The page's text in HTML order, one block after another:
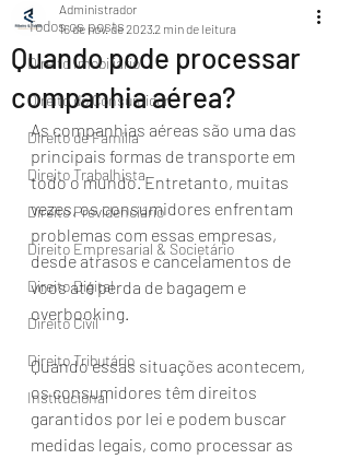
Todos os posts
Direito Imobiliário
Direito do Consumidor
Direito de Família
Direito Trabalhista
Direito Previdenciário
Direito Empresarial & Societário
Direito Digital
Direito Civil
Direito Tributário
Institucional
Quando pode processar
companhia aérea?
Administrador
16 de nov. de 20232 min de leitura
As companhias aéreas são uma das
principais formas de transporte em
todo o mundo. Entretanto, muitas
vezes, os consumidores enfrentam
problemas com essas empresas,
desde atrasos e cancelamentos de
voos até perda de bagagem e
overbooking.
Quando essas situações acontecem,
os consumidores têm direitos
garantidos por lei e podem buscar
medidas legais, como processar as